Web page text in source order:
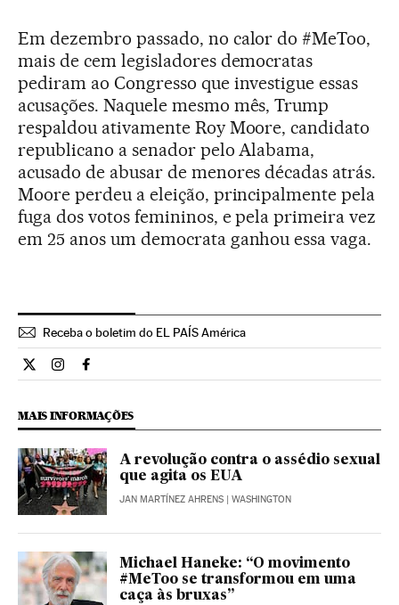
Em dezembro passado, no calor do #MeToo,
mais de cem legisladores democratas
pediram ao Congresso que investigue essas
acusações. Naquele mesmo mês, Trump
respaldou ativamente Roy Moore, candidato
republicano a senador pelo Alabama,
acusado de abusar de menores décadas atrás.
Moore perdeu a eleição, principalmente pela
fuga dos votos femininos, e pela primeira vez
em 25 anos um democrata ganhou essa vaga.
Receba o boletim do EL PAÍS América
Internacional El País Brasil en Twitter
Internacional El País Brasil en Instagram
Internacional El País Brasil en Facebook
MAIS INFORMAÇÕES
A revolução contra o assédio sexual
que agita os EUA
JAN MARTÍNEZ AHRENS | WASHINGTON
Michael Haneke: “O movimento
#MeToo se transformou em uma
caça às bruxas”